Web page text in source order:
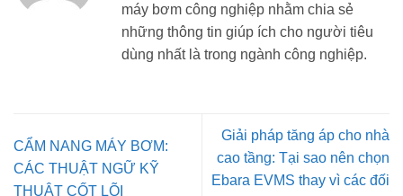
máy bơm công nghiệp nhằm chia sẻ
những thông tin giúp ích cho người tiêu
dùng nhất là trong ngành công nghiệp.
CẨM NANG MÁY BƠM:
CÁC THUẬT NGỮ KỸ
THUẬT CỐT LÕI
Giải pháp tăng áp cho nhà
cao tầng: Tại sao nên chọn
Ebara EVMS thay vì các đối